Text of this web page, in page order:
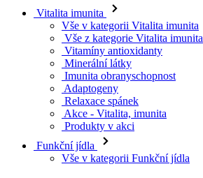
Vitalita imunita
Vše v kategorii Vitalita imunita
Vše z kategorie Vitalita imunita
Vitamíny antioxidanty
Minerální látky
Imunita obranyschopnost
Adaptogeny
Relaxace spánek
Akce - Vitalita, imunita
Produkty v akci
Funkční jídla
Vše v kategorii Funkční jídla